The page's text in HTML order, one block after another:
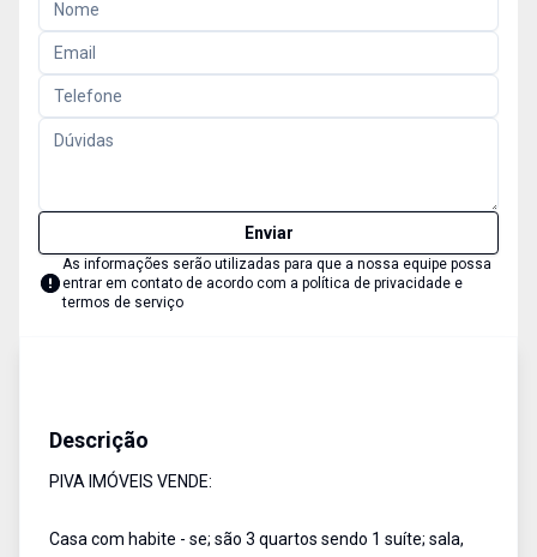
Enviar
As informações serão utilizadas para que a nossa equipe possa
entrar em contato de acordo com a política de privacidade e
termos de serviço
Descrição
PIVA IMÓVEIS VENDE:
Casa com habite - se; são 3 quartos sendo 1 suíte; sala,